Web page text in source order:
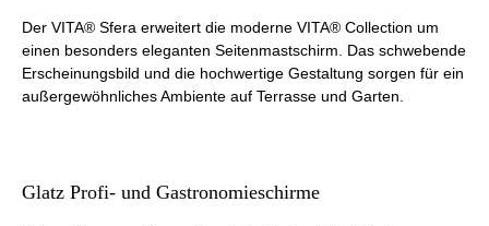
Der VITA® Sfera erweitert die moderne VITA® Collection um
einen besonders eleganten Seitenmastschirm. Das schwebende
Erscheinungsbild und die hochwertige Gestaltung sorgen für ein
außergewöhnliches Ambiente auf Terrasse und Garten.
Glatz Profi- und Gastronomieschirme